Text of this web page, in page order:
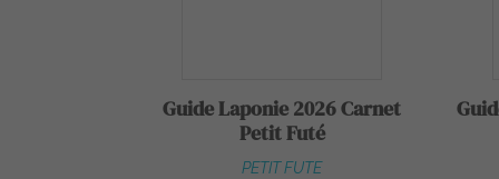
Guide Laponie 2026 Carnet
Petit Futé
PETIT FUTE